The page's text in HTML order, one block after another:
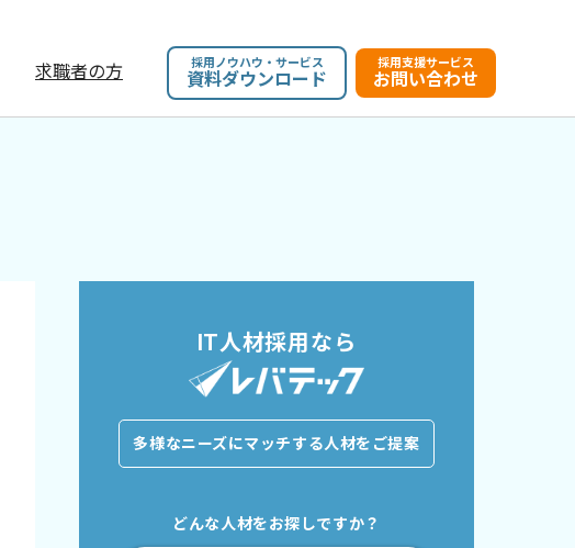
求職者の方 採用ノウハウ・サービス
資料ダウンロード
採用支援サービス
お問い合わせ
IT人材採用なら
多様なニーズにマッチする人材をご提案
どんな人材をお探しですか？